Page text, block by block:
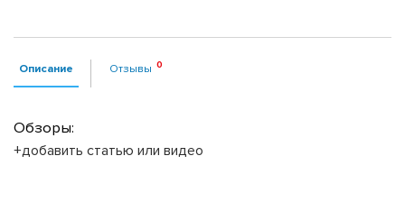
Описание Отзывы
Обзоры:
+добавить статью или видео